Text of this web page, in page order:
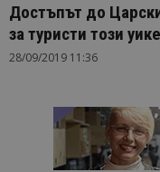
Достъпът до
за туристи този
28/09/2019 11:36